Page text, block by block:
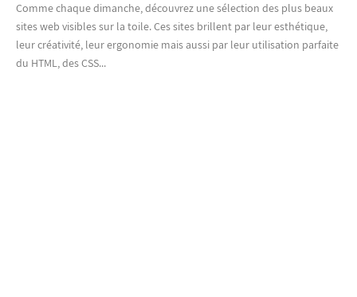
Comme chaque dimanche, découvrez une sélection des plus beaux
sites web visibles sur la toile. Ces sites brillent par leur esthétique,
leur créativité, leur ergonomie mais aussi par leur utilisation parfaite
du HTML, des CSS...